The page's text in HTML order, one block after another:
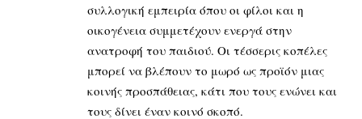
συλλογική εμπειρία όπου οι φίλοι και η
οικογένεια συμμετέχουν ενεργά στην
ανατροφή του παιδιού. Οι τέσσερις κοπέλες
μπορεί να βλέπουν το μωρό ως προϊόν μιας
κοινής προσπάθειας, κάτι που τους ενώνει και
τους δίνει έναν κοινό σκοπό.